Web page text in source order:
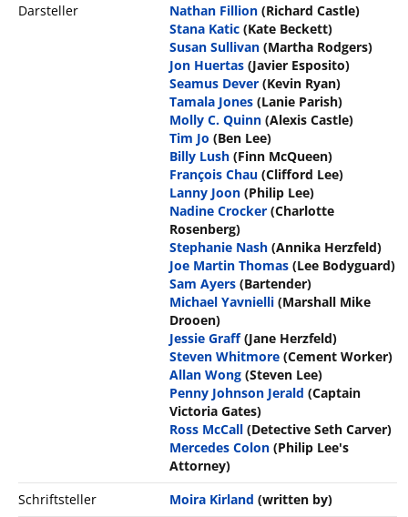
Darsteller
Nathan Fillion (Richard Castle)
Stana Katic (Kate Beckett)
Susan Sullivan (Martha Rodgers)
Jon Huertas (Javier Esposito)
Seamus Dever (Kevin Ryan)
Tamala Jones (Lanie Parish)
Molly C. Quinn (Alexis Castle)
Tim Jo (Ben Lee)
Billy Lush (Finn McQueen)
François Chau (Clifford Lee)
Lanny Joon (Philip Lee)
Nadine Crocker (Charlotte
Rosenberg)
Stephanie Nash (Annika Herzfeld)
Joe Martin Thomas (Lee Bodyguard)
Sam Ayers (Bartender)
Michael Yavnielli (Marshall Mike
Drooen)
Jessie Graff (Jane Herzfeld)
Steven Whitmore (Cement Worker)
Allan Wong (Steven Lee)
Penny Johnson Jerald (Captain
Victoria Gates)
Ross McCall (Detective Seth Carver)
Mercedes Colon (Philip Lee's
Attorney)
Schriftsteller
Moira Kirland (written by)